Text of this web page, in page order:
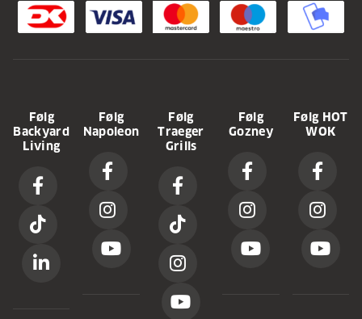
Følg
Backyard
Living
Følg
Napoleon
Følg
Traeger
Grills
Følg
Gozney
Følg HOT
WOK